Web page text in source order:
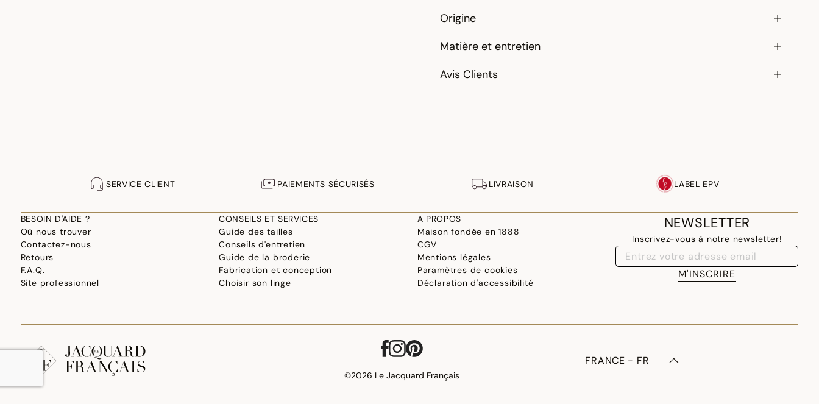
Origine
Matière et entretien
Avis Clients
SERVICE CLIENT PAIEMENTS SÉCURISÉS LIVRAISON LABEL EPV
BESOIN D'AIDE ?
Où nous trouver
Contactez-nous
Retours
F.A.Q.
Site professionnel
CONSEILS ET SERVICES
Guide des tailles
Conseils d'entretien
Guide de la broderie
Fabrication et conception
Choisir son linge
A PROPOS
Maison fondée en 1888
CGV
Mentions légales
Paramètres de cookies
Déclaration d'accessibilité
NEWSLETTER
Inscrivez-vous à notre newsletter!
M'INSCRIRE
©2026 Le Jacquard Français
FRANCE - FR